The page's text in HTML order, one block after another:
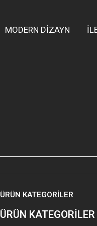
MODERN DİZAYN
ÜRÜN KATEGORİLER
ÜRÜN KATEGORİLER